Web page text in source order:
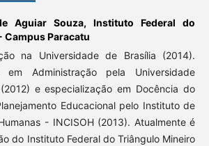
Aguiar Souza,Instituto Federal do
Paracatu
na Universidade de Brasília (2014).
em Administração pela Universidade
e especialização em Docência do
Educacional pelo Instituto de
- INCISOH (2013). Atualmente é
do Instituto Federal do Triângulo Mineiro